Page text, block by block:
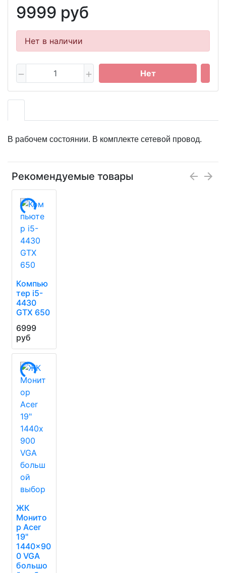
9999 руб
Нет в наличии
Нет
В рабочем состоянии. В комплекте сетевой провод.
Рекомендуемые товары
Компью
тер i5-
4430
GTX 650
6999
руб
ЖК
Монито
р Acer
19"
1440x90
0 VGA
большо